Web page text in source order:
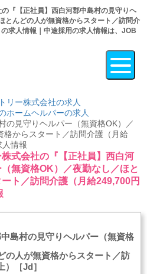
『【正社員】西白河郡中島村の見守りヘ
とんどの人が無資格からスタート／訪問介
求人情報｜中途採用の求人情報は、JOB
リー株式会社の求人
ホームヘルパーの求人
の見守りヘルパー（無資格OK）／
からスタート／訪問介護（月給
情報
式会社の『【正社員】西白河
無資格OK）／夜勤なし／ほと
ト／訪問介護（月給249,700円
中島村の見守りヘルパー（無資格
の人が無資格からスタート／訪
）［Jd］